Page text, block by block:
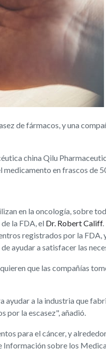
de fármacos, y una
china Qilu
medicamento en frascos de
en la oncología, sobre
la FDA, el Dr. Robert Califf
registrados por la
ayudar a satisfacer las
que las compañías
ayudar a la industria que
por la escasez", añadió.
para el cáncer, y
Información sobre los